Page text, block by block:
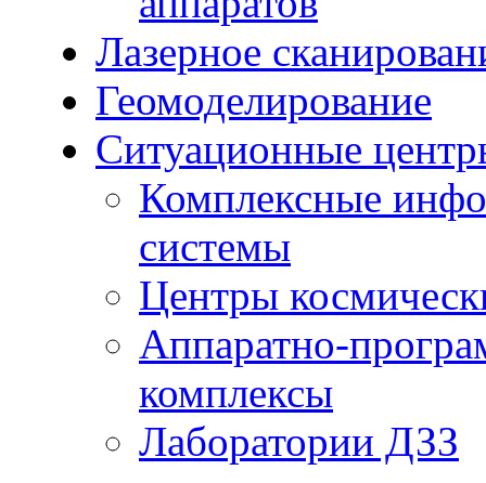
Лазерное
Геомоделирование
Ситуационные
Комплексные
системы
Центры
Аппаратно-
комплексы
Лаборатории ДЗЗ